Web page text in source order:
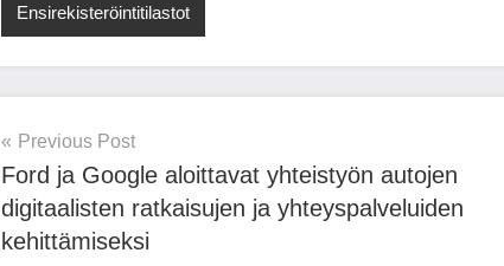
Ensirekisteröintitilastot
Post
navigation
Previous Post
Ford ja Google aloittavat yhteistyön autojen
digitaalisten ratkaisujen ja yhteyspalveluiden
kehittämiseksi